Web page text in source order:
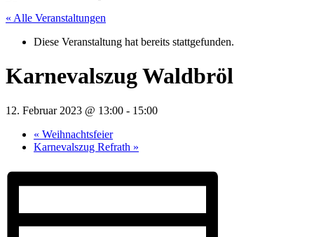
« Alle Veranstaltungen
Diese Veranstaltung hat bereits stattgefunden.
Karnevalszug Waldbröl
12. Februar 2023 @ 13:00 - 15:00
« Weihnachtsfeier
Karnevalszug Refrath »